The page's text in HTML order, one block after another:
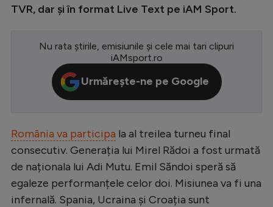
CM 2026
Serie A
Bundesliga
Campionate
Starurile fotbalului
EURO 2024
TVR, dar și în format Live Text pe iAM Sport.
Nu rata știrile, emisiunile și cele mai tari clipuri
iAMsport.ro
Urmărește-ne pe Google
România va participa la al treilea turneu final
consecutiv. Generația lui Mirel Rădoi a fost urmată
de naționala lui Adi Mutu. Emil Săndoi speră să
egaleze performanțele celor doi. Misiunea va fi una
infernală. Spania, Ucraina și Croația sunt